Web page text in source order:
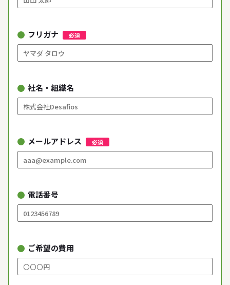
フリガナ 必須
社名・組織名
メールアドレス 必須
電話番号
ご希望の費用